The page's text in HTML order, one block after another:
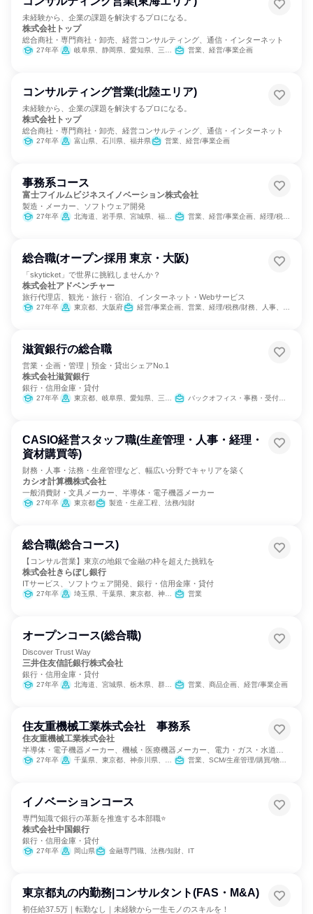
未経験から、企業の課題を解決するプロになる。
株式会社トップ
総合商社・専門商社・卸売、経営コンサルティング、通信・インターネット
27年卒 岐阜県、静岡県、愛知県、三重県 営業、経営/事業企画
コンサルティング営業(北陸エリア)
未経験から、企業の課題を解決するプロになる。
株式会社トップ
総合商社・専門商社・卸売、経営コンサルティング、通信・インターネット
27年卒 富山県、石川県、福井県 営業、経営/事業企画
事務系コース
富士フイルムビジネスイノベーション株式会社
製造・メーカー、ソフトウェア開発
27年卒 北海道、岩手県、宮城県、福島県、茨城県、栃木県、群馬県、埼玉県、千葉県、東京都、神奈川県、新潟県、石川県、長野県、岐阜県、静岡県、愛知県、三重県、京都府、大阪府、兵庫県、岡山県、広島県、山口県、香川県、福岡県、長崎県、熊本県、鹿児島県 営業、経営/事業企画、経理/税務/財務、人事、総務、法務/知財、広報/IR
総合職(オープン採用 東京・大阪)
「skyticket」で世界に挑戦しませんか？
株式会社アドベンチャー
旅行代理店、観光・旅行・宿泊、インターネット・Webサービス
27年卒 東京都、大阪府 経営/事業企画、営業、経理/税務/財務、人事、総務、マーケティング・広告・宣伝、カスタマーサポート/コールセンター
滋賀銀行の総合職
営業・企画・管理｜預金・貸出シェアNo.1
株式会社滋賀銀行
銀行・信用金庫・貸付
27年卒 東京都、岐阜県、愛知県、三重県、滋賀県、京都府、大阪府 バックオフィス・事務・受付、営業
CASIO経営スタッフ職(生産管理・人事・経理・
資材購買等)
財務・人事・法務・生産管理など、幅広い分野でキャリアを築く
カシオ計算機株式会社
一般消費財・文具メーカー、半導体・電子機器メーカー
27年卒 東京都 製造・生産工程、法務/知財
総合職(総合コース)
【コンサル営業】東京の地銀で金融の枠を超えた挑戦を
株式会社きらぼし銀行
ITサービス、ソフトウェア開発、銀行・信用金庫・貸付
27年卒 埼玉県、千葉県、東京都、神奈川県 営業
オープンコース(総合職)
Discover Trust Way
三井住友信託銀行株式会社
銀行・信用金庫・貸付
27年卒 北海道、宮城県、栃木県、群馬県、埼玉県、千葉県、東京都、神奈川県、新潟県、富山県、石川県、福井県、山梨県、岐阜県、静岡県、愛知県、三重県、滋賀県、京都府、大阪府、兵庫県、奈良県、和歌山県、鳥取県、岡山県、広島県、山口県、香川県、愛媛県、福岡県、佐賀県、熊本県、大分県、鹿児島県 営業、商品企画、経営/事業企画
住友重機械工業株式会社 事務系
住友重機械工業株式会社
半導体・電子機器メーカー、機械・医療機器メーカー、電力・ガス・水道・
エネルギー
27年卒 千葉県、東京都、神奈川県、愛知県、愛媛県 営業、SCM/生産管理/購買/物流、経理/税務/財務、人事、経営/事業企画、商品企画
イノベーションコース
専門知識で銀行の革新を推進する本部職⭐
株式会社中国銀行
銀行・信用金庫・貸付
27年卒 岡山県 金融専門職、法務/知財、IT
東京都丸の内勤務|コンサルタント(FAS・M&A)
初任給37.5万｜転勤なし｜未経験から一生モノのスキルを！